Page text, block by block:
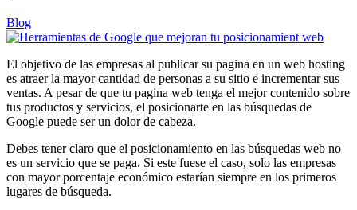
Blog
El objetivo de las empresas al publicar su pagina en un web hosting
es atraer la mayor cantidad de personas a su sitio e incrementar sus
ventas. A pesar de que tu pagina web tenga el mejor contenido sobre
tus productos y servicios, el posicionarte en las búsquedas de
Google puede ser un dolor de cabeza.
Debes tener claro que el posicionamiento en las búsquedas web no
es un servicio que se paga. Si este fuese el caso, solo las empresas
con mayor porcentaje económico estarían siempre en los primeros
lugares de búsqueda.